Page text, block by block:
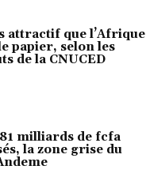
attractif que l’Afrique
papier, selon les
de la CNUCED
milliards de fcfa
la zone grise du